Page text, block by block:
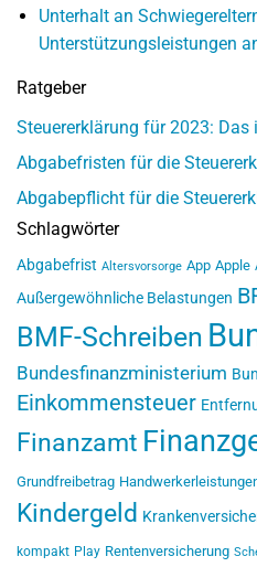
Unterhalt an
Unterstützungsleistungen
Ratgeber
Steuererklärung für 2023: Das
Abgabefristen für die
Abgabepflicht für die
Schlagwörter
Abgabefrist Altersvorsorge App Apple
Außergewöhnliche Belastungen
BMF-Schreiben
Bundesfinanzministerium
Einkommensteuer
Finanzamt
Grundfreibetrag
Kindergeld
kompakt Play Rentenversicherung